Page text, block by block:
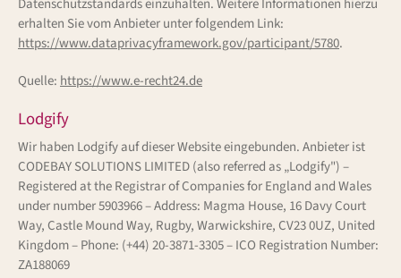
Datenschutzstandards einzuhalten. Weitere Informationen hierzu
erhalten Sie vom Anbieter unter folgendem Link:
https://www.dataprivacyframework.gov/participant/5780.
Quelle: https://www.e-recht24.de
Lodgify
Wir haben Lodgify auf dieser Website eingebunden. Anbieter ist
CODEBAY SOLUTIONS LIMITED (also referred as „Lodgify") –
Registered at the Registrar of Companies for England and Wales
under number 5903966 – Address: Magma House, 16 Davy Court
Way, Castle Mound Way, Rugby, Warwickshire, CV23 0UZ, United
Kingdom – Phone: (+44) 20-3871-3305 – ICO Registration Number:
ZA188069